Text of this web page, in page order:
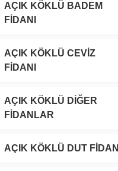
0
0
.
0
.
AÇIK KÖKLÜ BADEM
FİDANI
AÇIK KÖKLÜ CEVİZ
FİDANI
AÇIK KÖKLÜ DİĞER
FİDANLAR
AÇIK KÖKLÜ DUT FİDANI